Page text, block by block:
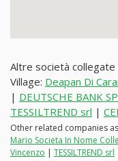
Altre società collegate
Village: Deapan Di
| DEUTSCHE BANK
TESSILTREND srl |
Other related companies
Mario Societa In Nome
Vincenzo | TESSILTREND srl